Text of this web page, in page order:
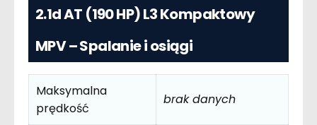
2.1d AT (190 HP) L3 Kompaktowy
MPV – Spalanie i osiągi
Maksymalna
prędkość
brak danych